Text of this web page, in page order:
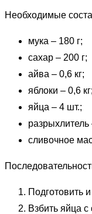
Необходимые
мука – 180 г;
сахар – 200 г;
айва – 0,6 кг;
яблоки – 0,6 кг;
яйца – 4 шт.;
разрыхлитель
сливочное
Подготовить
Взбить яйца